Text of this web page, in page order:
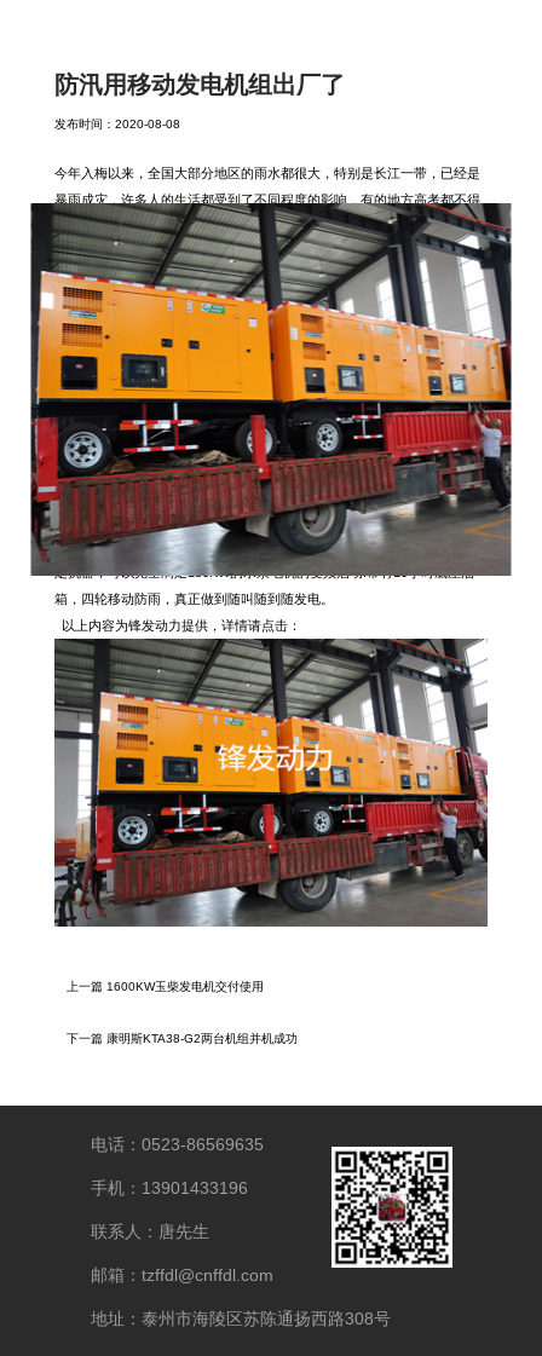
防汛用移动发电机组出厂了
发布时间： 2020-08-08
今年入梅以来，全国大部分地区的雨水都很大，特别是长江一带，已经是
暴雨成灾，许多人的生活都受到了不同程度的影响，有的地方高考都不得
不延期采用备用卷考试。
锋发动力今年入梅以来就接到了许多用于主要用于排涝用的
水泵发电机
组，要求该发电机组能够移动使用，就是哪里需要水泵，发电机组就要移
动到哪里。同时，由于潜水泵的启动方式是变频启动，为了使发电机组能
够安全有效的对水泵供电，我公司的技术人员在客户不太了解的情况下，
主动加装中性定抗器，以保证发电机组的正常使用，确保哪里需要电源到
哪里。
今天，全厂师傅们经过加班加点，终于能够按时保质保量的把这一批移
动防雨发电机
组交付给客户使用了，也能为全国的抗洪抢险出一分我们的
微薄之力。
该款移动防雨发电机组的额定功率为250KW，发电机组最大功率可达
275KW，柴油机选用上海乾能内燃机有限公司生产的发动机，它的额定功
率为278KW,最大功率308KW，最大输出电流可达495A同时加上一个中性
定抗器，可以完全满足150KW的水泵电机的变频启动.带有10小时底座油
箱，四轮移动防雨，真正做到随叫随到随发电。
以上内容为锋发动力提供，详情请点击：
上一篇 1600KW玉柴发电机交付使用
下一篇 康明斯KTA38-G2两台机组并机成功
电话：0523-86569635
手机：13901433196
联系人：唐先生
邮箱：tzffdl@cnffdl.com
地址：泰州市海陵区苏陈通扬西路308号